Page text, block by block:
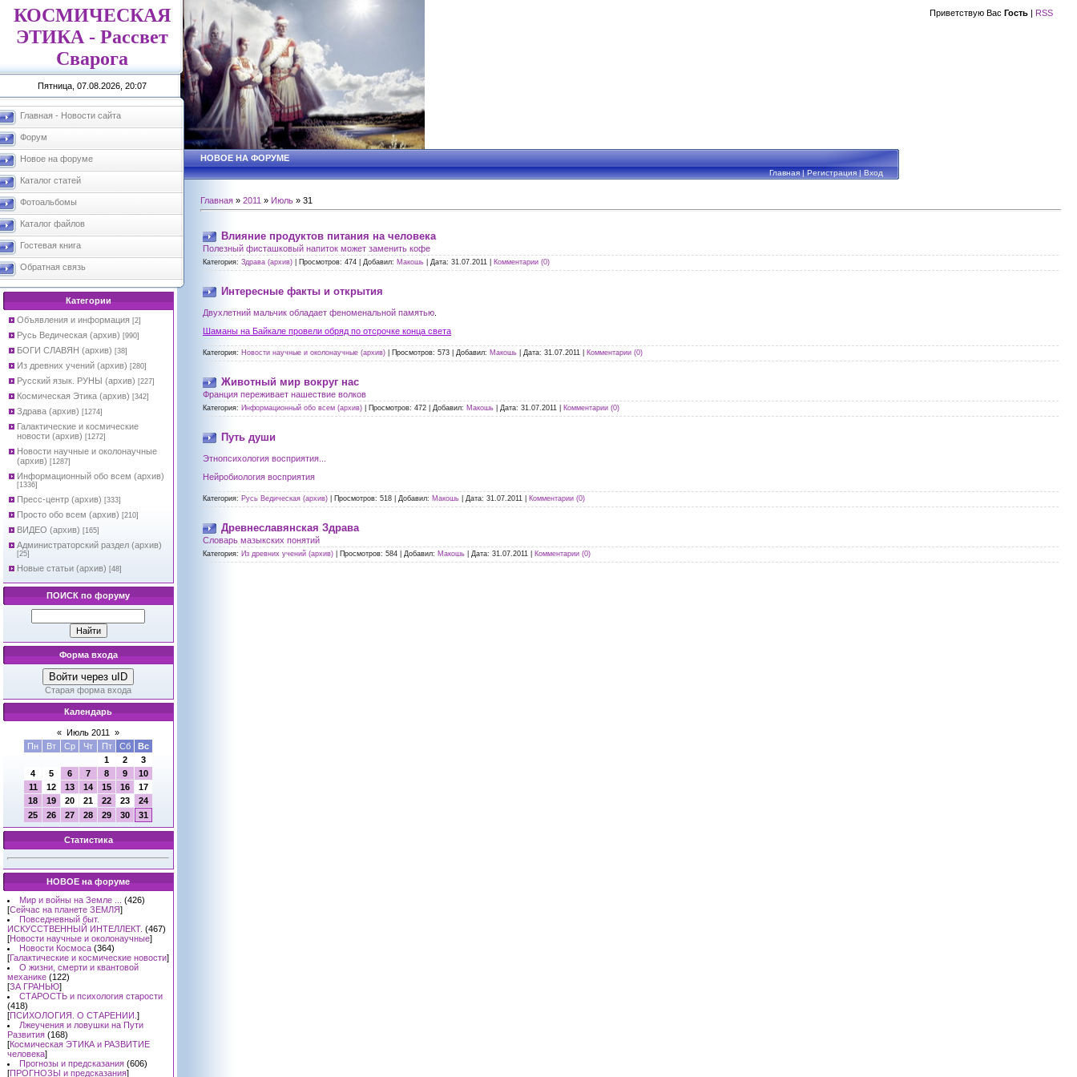
КОСМИЧЕСКАЯ
ЭТИКА - Рассвет
Сварога
Пятница, 07.08.2026, 20:07
Главная - Новости сайта
Форум
Новое на форуме
Каталог статей
Фотоальбомы
Каталог файлов
Гостевая книга
Обратная связь
Категории
Объявления и информация [2]
Русь Ведическая (архив) [990]
БОГИ СЛАВЯН (архив) [38]
Из древних учений (архив) [280]
Русский язык. РУНЫ (архив) [227]
Космическая Этика (архив) [342]
Здрава (архив) [1274]
Галактические и космические
новости (архив) [1272]
Новости научные и околонаучные
(архив) [1287]
Информационный обо всем (архив)
[1336]
Пресс-центр (архив) [333]
Просто обо всем (архив) [210]
ВИДЕО (архив) [165]
Администраторский раздел (архив)
[25]
Новые статьи (архив) [48]
ПОИСК по форуму
Форма входа
Войти через uID
Старая форма входа
Календарь
« Июль 2011
»
Пн
Вт Ср Чт Пт Сб
Вс
1
2
3
4
5 6 7 8 9
10
11
12 13 14 15 16
17
18
19 20 21 22 23
24
25
26 27 28 29 30 31
Статистика
НОВОЕ на форуме
Мир и войны на Земле ...
(426)
[Сейчас на планете ЗЕМЛЯ]
Повседневный быт.
ИСКУССТВЕННЫЙ ИНТЕЛЛЕКТ. (467)
[Новости научные и околонаучные]
Новости Космоса (364)
[Галактические и космические новости]
О жизни, смерти и квантовой
механике (122)
[ЗА ГРАНЬЮ]
СТАРОСТЬ и психология старости
(418)
[ПСИХОЛОГИЯ. О СТАРЕНИИ. ]
Лжеучения и ловушки на Пути
Развития (168)
[Космическая ЭТИКА и РАЗВИТИЕ
человека]
Прогнозы и предсказания (606)
[ПРОГНОЗЫ и предсказания]
Приветствую Вас Гость | RSS
НОВОЕ НА ФОРУМЕ
Главная|Регистрация|Вход
Главная » 2011 » Июль » 31
Влияние продуктов питания на человека
Полезный фисташковый напиток может заменить кофе
Категория: Здрава (архив) Просмотров: 474 Добавил: Макошь Дата: 31.07.2011 Комментарии (0)
Интересные факты и открытия
Двухлетний мальчик обладает феноменальной памятью
Шаманы на Байкале провели обряд по отсрочке конца света
Категория: Новости научные и околонаучные (архив) Просмотров: 573 Добавил: Макошь Дата: 31.07.2011 Комментарии (0)
Животный мир вокруг нас
Франция переживает нашествие волков
Категория: Информационный обо всем (архив) Просмотров: 472 Добавил: Макошь Дата: 31.07.2011 Комментарии (0)
Путь души
Этнопсихология восприятия...
Нейробиология восприятия
Категория: Русь Ведическая (архив) Просмотров: 518 Добавил: Макошь Дата: 31.07.2011 Комментарии (0)
Древнеславянская Здрава
Словарь мазыкских понятий
Категория: Из древних учений (архив) Просмотров: 584 Добавил: Макошь Дата: 31.07.2011 Комментарии (0)